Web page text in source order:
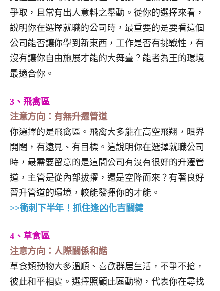
爭取，且常有出人意料之舉動。從你的選擇來看，
說明你在選擇就職的公司時，最重要的是要看這個
公司能否讓你學到新東西，工作是否有挑戰性，有
沒有讓你自由施展才能的大舞臺？能者為王的環境
最適合你。
3、飛禽區
注意方向：有無升遷管道
你選擇的是飛禽區。飛禽大多能在高空飛翔，眼界
開闊，有遠見、有目標。這說明你在選擇就職公司
時，最需要留意的是這間公司有沒有很好的升遷管
道，主管是從內部拔擢，還是空降而來？有著良好
晉升管道的環境，較能發揮你的才能。
>>衝刺下半年！抓住逢凶化吉關鍵
4、草食區
注意方向：人際關係和諧
草食類動物大多溫順、喜歡群居生活，不爭不搶，
彼此和平相處。選擇照顧此區動物，代表你在尋找